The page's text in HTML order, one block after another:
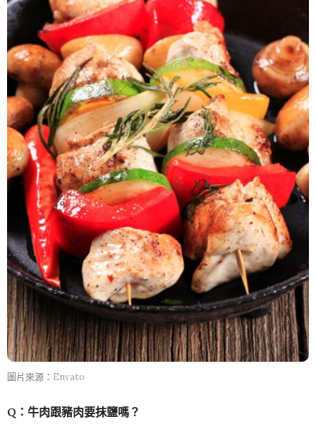
圖片來源： Envato
Q：牛肉跟豬肉要抹鹽嗎？